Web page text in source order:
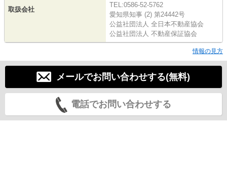
取扱会社
TEL:0586-52-5762
愛知県知事 (2) 第24442号
公益社団法人 全日本不動産協会
公益社団法人 不動産保証協会
情報の見方
メールでお問い合わせする(無料)
電話でお問い合わせする